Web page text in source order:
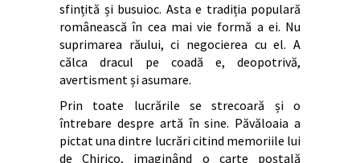
sfințită și busuioc. Asta e tradiția populară
românească în cea mai vie formă a ei. Nu
suprimarea răului, ci negocierea cu el. A
călca dracul pe coadă e, deopotrivă,
avertisment și asumare.
Prin toate lucrările se strecoară și o
întrebare despre artă în sine. Păvăloaia a
pictat una dintre lucrări citind memoriile lui
de Chirico, imaginând o carte poștală